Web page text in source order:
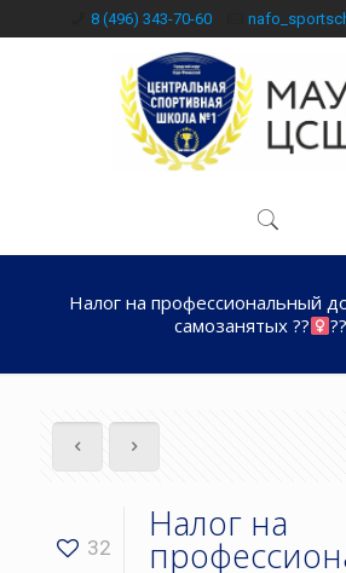
8 (496) 343-70-60
Налог на профессиональный
самозанятых ??‍
??‍
32
Налог на